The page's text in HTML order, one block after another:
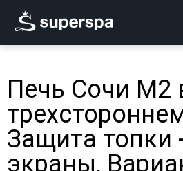
Печь Сочи М2
Защита топки
экраны,